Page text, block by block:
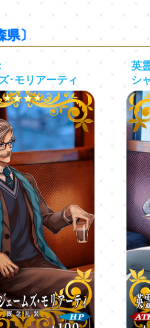
県〕
･モリアーティ
英
シ